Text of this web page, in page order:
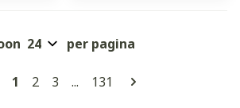
Pagina's
U lees momenteel pagina
1 Pagina
2 Pagina
3 ... Pagina
131
per pagina